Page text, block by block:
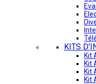
KITS
Kit
Kit
Kit
Kit